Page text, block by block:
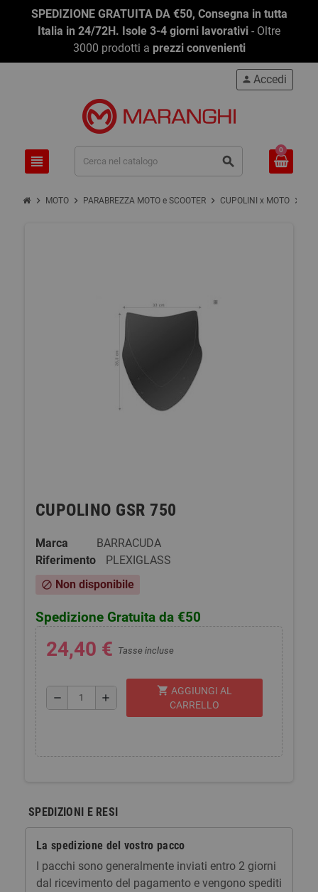
SPEDIZIONE GRATUITA DA €50, Consegna in tutta
Italia in 24/72H. Isole 3-4 giorni lavorativi - Oltre
3000 prodotti a prezzi convenienti
view_headline search
person Accedi
0
chevron_right MOTO chevron_right PARABREZZA MOTO e SCOOTER chevron_right CUPOLINI x MOTO chevron_right
CUPOLINO GSR 750
Marca
BARRACUDA
Riferimento
PLEXIGLASS
block Non disponibile
Spedizione Gratuita da €50
24,40 € Tasse incluse
remove add
shopping_cart AGGIUNGI AL
CARRELLO
SPEDIZIONI E RESI
La spedizione del vostro pacco
I pacchi sono generalmente inviati entro 2 giorni
dal ricevimento del pagamento e vengono spediti